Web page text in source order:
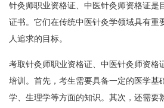
针灸师职业资格证、中医针灸师资格证是
证书。它们在传统中医针灸学领域具有重
人追求的目标。
考取针灸师职业资格证、中医针灸师资格
培训。首先，考生需要具备一定的医学基
学、生理学等方面的知识。其次，还需要